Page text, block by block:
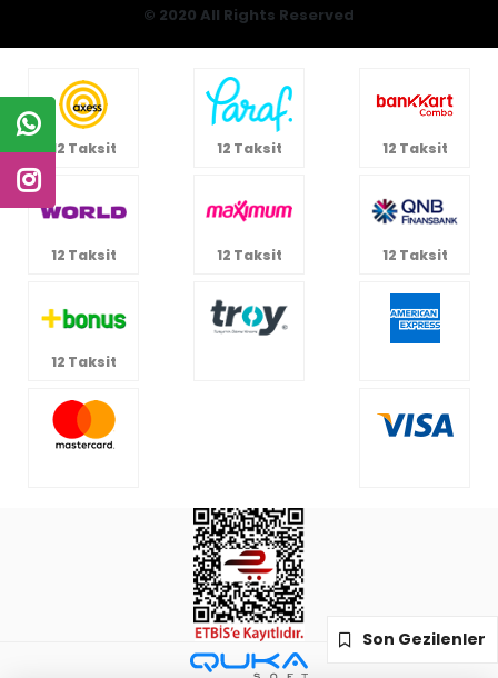
Son Gezilenler
© 2020 All Rights Reserved
12 Taksit 12 Taksit 12 Taksit
12 Taksit 12 Taksit 12 Taksit
12 Taksit